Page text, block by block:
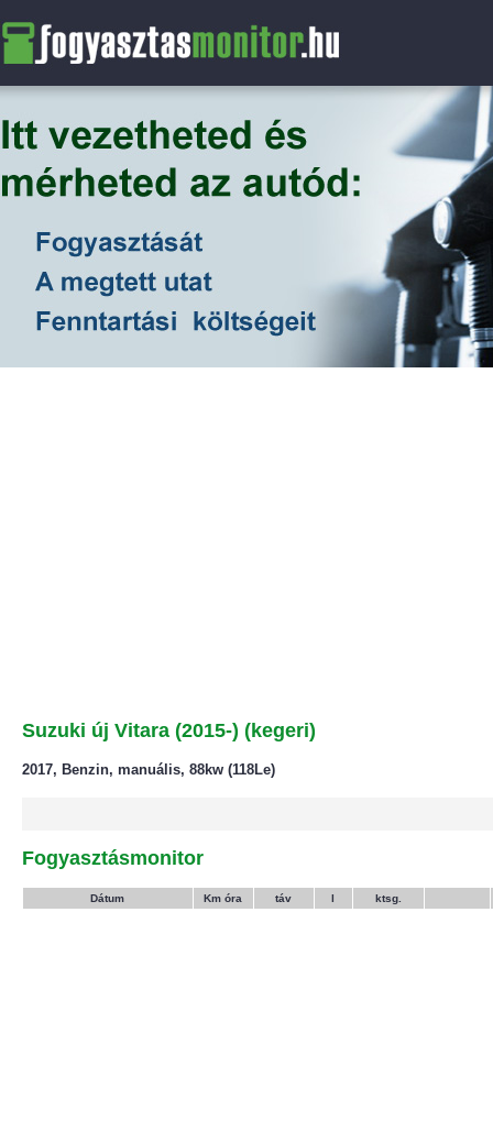
Suzuki új Vitara (2015-) (kegeri)
2017, Benzin, manuális, 88kw (118Le)
Fogyasztásmonitor
Dátum Km óra táv l ktsg.